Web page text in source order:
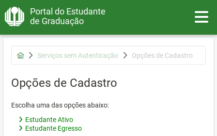
Portal do Estudante
de Graduação
Serviços sem Autenticação Opções de Cadastro
Opções de Cadastro
Escolha uma das opções abaixo:
Estudante Ativo
Estudante Egresso